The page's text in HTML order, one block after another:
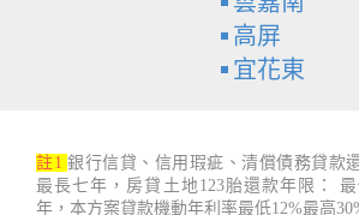
高屏
宜花東
註1 銀行信貸、信用瑕疵、清償債務貸款
最長七年，房貸土地123胎還款年限：
年，本方案貸款機動年利率最低12%最高